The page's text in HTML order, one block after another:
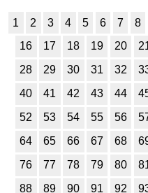
1
2 3 4 5
1 2 3 4 5 6 7 8
16
17 18 19 20
28
29 30 31 32
40
41 42 43 44
52
53 54 55 56
64
65 66 67 68
76
77 78 79 80
88
89 90 91 92